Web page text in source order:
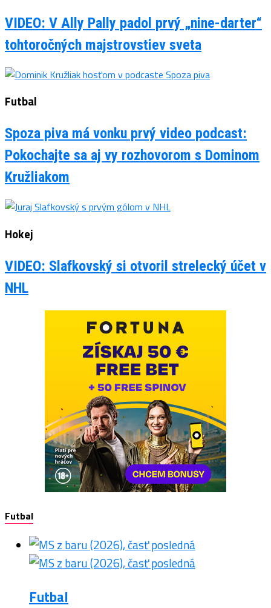
VIDEO: V Ally Pally padol prvý „nine-darter“
tohtoročných majstrovstiev sveta
Futbal
Spoza piva má vonku prvý video podcast:
Pokochajte sa aj vy rozhovorom s Dominom
Kružliakom
Hokej
VIDEO: Slafkovský si otvoril strelecký účet v
NHL
Futbal
Futbal